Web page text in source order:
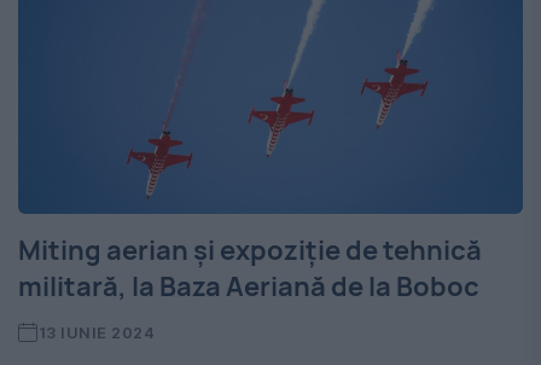
Miting aerian și expoziție de tehnică
militară, la Baza Aeriană de la Boboc
13 IUNIE 2024